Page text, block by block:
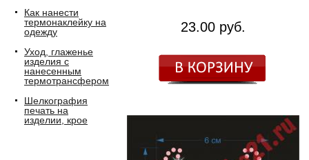
Как нанести
термонаклейку на
одежду
Уход, глаженье
изделия с
нанесенным
термотрансфером
Шелкография
печать на
изделии, крое
23.00 руб.